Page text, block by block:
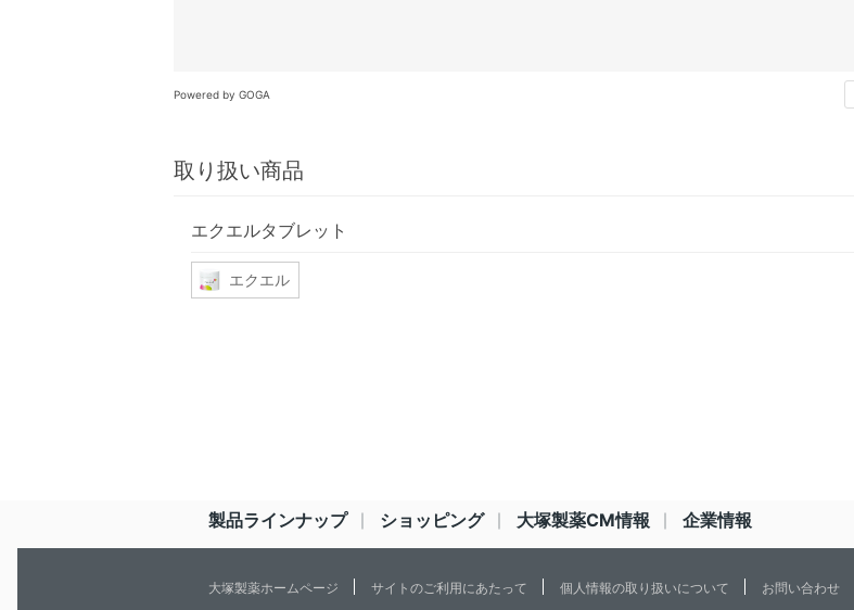
Powered by GOGA
取り扱い商品
エクエルタブレット
エクエル
製品ラインナップ ショッピング 大塚製薬CM情報 企業情報
大塚製薬ホームページ サイトのご利用にあたって 個人情報の取り扱いについて お問い合わせ